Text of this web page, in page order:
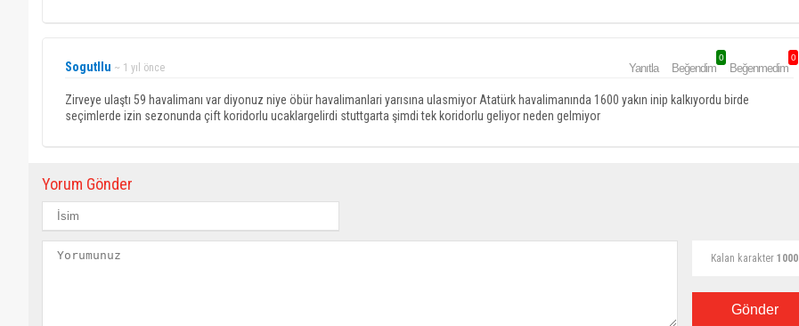
Sogutllu ~ 1 yıl önce Yanıtla Beğendim
0
Beğenmedim
0
Zirveye ulaştı 59 havalimanı var diyonuz niye öbür havalimanlari yarısına ulasmiyor Atatürk havalimanında 1600 yakın inip kalkıyordu birde
seçimlerde izin sezonunda çift koridorlu ucaklargelirdi stuttgarta şimdi tek koridorlu geliyor neden gelmiyor
Yorum Gönder
Kalan karakter 1000
Gönder